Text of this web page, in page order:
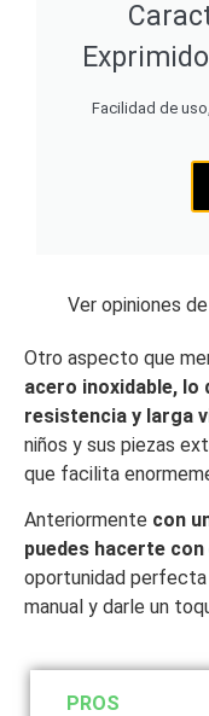
Facilidad de
Ver opiniones
Otro aspecto que
acero inoxidable, lo
resistencia y larga
niños y sus piezas
que facilita
Anteriormente con
puedes hacerte
oportunidad perfecta
manual y darle un
PROS